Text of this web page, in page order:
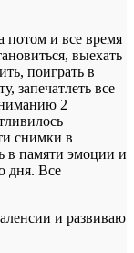
потом и все время
выехать
поиграть в
запечатлеть все
2
снимки в
в памяти эмоции и
дня. Все
и развиваю